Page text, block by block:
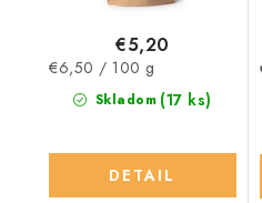
Skladom (17 ks)
€5,20
Jednotková
cena:
€6,50 / 100 g
DETAIL